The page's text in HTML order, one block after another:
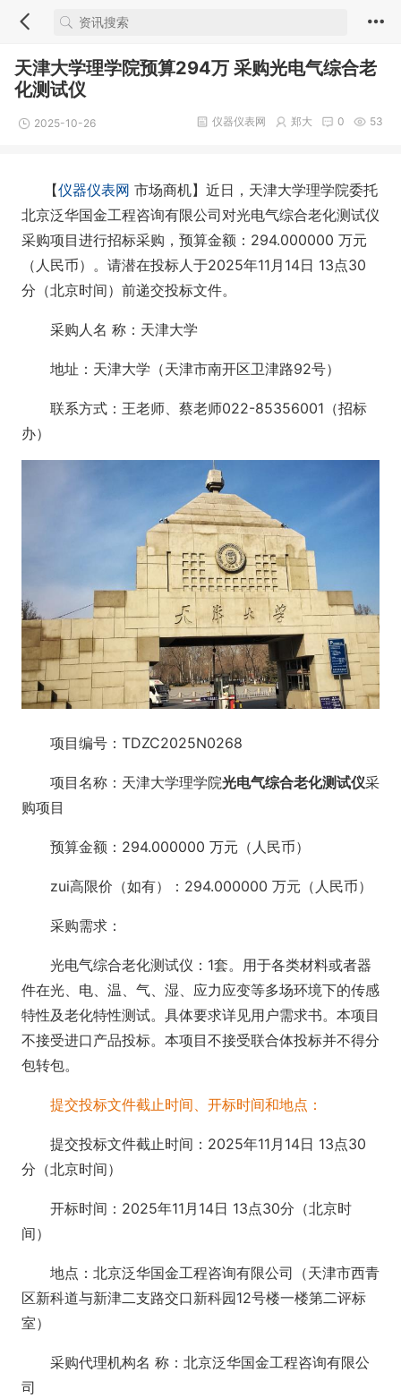
天津大学理学院预算294万 采购光电气综合老
化测试仪
2025-10-26 53
0
郑大
仪器仪表网
【仪器仪表网 市场商机】近日，天津大学理学院委托
北京泛华国金工程咨询有限公司对光电气综合老化测试仪
采购项目进行招标采购，预算金额：294.000000 万元
（人民币）。请潜在投标人于2025年11月14日 13点30
分（北京时间）前递交投标文件。
采购人名 称：天津大学
地址：天津大学（天津市南开区卫津路92号）
联系方式：王老师、蔡老师022-85356001（招标
办）
项目编号：TDZC2025N0268
项目名称：天津大学理学院光电气综合老化测试仪采
购项目
预算金额：294.000000 万元（人民币）
zui高限价（如有）：294.000000 万元（人民币）
采购需求：
光电气综合老化测试仪：1套。用于各类材料或者器
件在光、电、温、气、湿、应力应变等多场环境下的传感
特性及老化特性测试。具体要求详见用户需求书。本项目
不接受进口产品投标。本项目不接受联合体投标并不得分
包转包。
提交投标文件截止时间、开标时间和地点：
提交投标文件截止时间：2025年11月14日 13点30
分（北京时间）
开标时间：2025年11月14日 13点30分（北京时
间）
地点：北京泛华国金工程咨询有限公司（天津市西青
区新科道与新津二支路交口新科园12号楼一楼第二评标
室）
采购代理机构名 称：北京泛华国金工程咨询有限公
司